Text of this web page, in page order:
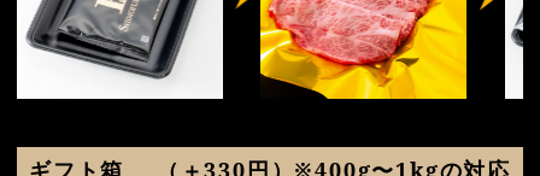
ギフト箱 （＋330円）※400g〜1kgの対応